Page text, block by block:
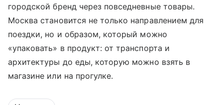
городской бренд через повседневные товары.
Москва становится не только направлением для
поездки, но и образом, который можно
«упаковать» в продукт: от транспорта и
архитектуры до еды, которую можно взять в
магазине или на прогулке.